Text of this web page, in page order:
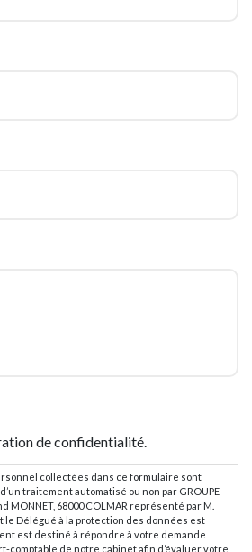
de confidentialité.
collectées dans ce formulaire sont
traitement automatisé ou non par GROUPE
MONNET, 68000 COLMAR représenté par M.
le Délégué à la protection des données est
est destiné à répondre à votre demande
comptable de notre cabinet afin d’évaluer votre